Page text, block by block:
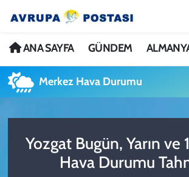
ANA SAYFA GÜNDEM
Merkez Hava Durumu
Yozgat Bugün, Yarın ve
Hava Durumu
ANA SAYFA
GÜNDEM
AVRUPA
TÜRKİYE
Nöbetçi Eczaneler
Hava Durumu
Trafik Durumu
Avrupa Ligi Puan Durumu ve